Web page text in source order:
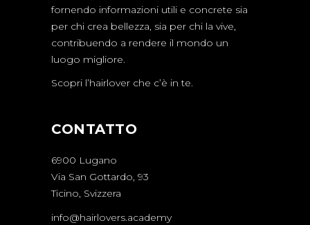
fornendo informazioni utili e concrete sia
per chi crea bellezza, sia per chi la vive,
contribuendo a rendere il mondo un
luogo migliore.
Scopri l’hairlover che c’è in te.
CONTATTO
6900 Lugano
Via San Gottardo, 93
Ticino, Svizzera
info@hairlovers.academy